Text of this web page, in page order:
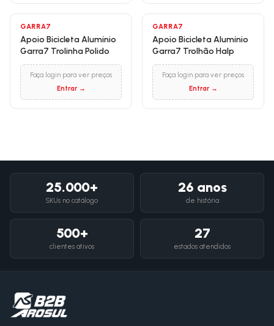
GARRA7
Apoio Bicicleta Alumínio
Garra7 Trolinha Polido
Faça login para ver preços
Entrar →
GARRA7
Apoio Bicicleta Alumínio
Garra7 Trolhão Halp
Faça login para ver preços
Entrar →
25.000+
SKUs no catálogo
26 anos
de história
500+
clientes ativos
27
estados atendidos